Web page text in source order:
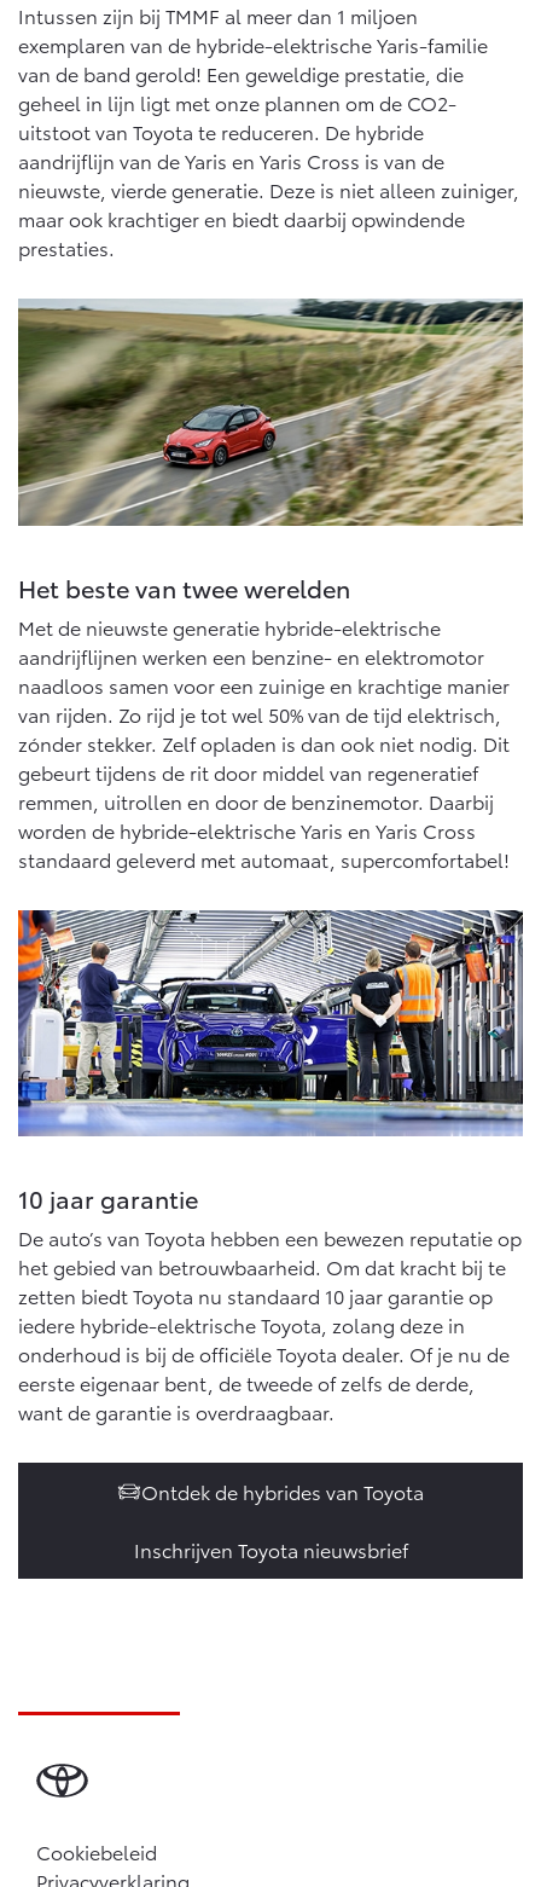
Mirai
WATERSTOF-ELEKTRISCH
Vanaf € 76.695,-
Proace City (excl. BTW)
OOK ALS BATTERIJ-
ELEKTRISCH
Proace (excl. BTW)
OOK ALS BATTERIJ-
ELEKTRISCH
Proace Verso
BATTERIJ-ELEKTRISCH
Proace Max (excl. BTW)
OOK ALS BATTERIJ-
ELEKTRISCH
Vanaf € 46.301,-
Hilux (excl. BTW)
OOK ALS BATTERIJ-
ELEKTRISCH
Land Cruiser (excl. BTW)
Vanaf € 89.986,-
Intussen zijn bij TMMF al meer dan 1 miljoen
exemplaren van de hybride-elektrische Yaris-familie
van de band gerold! Een geweldige prestatie, die
geheel in lijn ligt met onze plannen om de CO2-
uitstoot van Toyota te reduceren. De hybride
aandrijflijn van de Yaris en Yaris Cross is van de
nieuwste, vierde generatie. Deze is niet alleen zuiniger,
maar ook krachtiger en biedt daarbij opwindende
prestaties.
Het beste van twee werelden
Met de nieuwste generatie hybride-elektrische
aandrijflijnen werken een benzine- en elektromotor
naadloos samen voor een zuinige en krachtige manier
van rijden. Zo rijd je tot wel 50% van de tijd elektrisch,
zónder stekker. Zelf opladen is dan ook niet nodig. Dit
gebeurt tijdens de rit door middel van regeneratief
remmen, uitrollen en door de benzinemotor. Daarbij
worden de hybride-elektrische Yaris en Yaris Cross
standaard geleverd met automaat, supercomfortabel!
10 jaar garantie
De auto’s van Toyota hebben een bewezen reputatie op
het gebied van betrouwbaarheid. Om dat kracht bij te
zetten biedt Toyota nu standaard 10 jaar garantie op
iedere hybride-elektrische Toyota, zolang deze in
onderhoud is bij de officiële Toyota dealer. Of je nu de
eerste eigenaar bent, de tweede of zelfs de derde,
want de garantie is overdraagbaar.
Ontdek de hybrides van Toyota
Inschrijven Toyota nieuwsbrief
Cookiebeleid
Privacyverklaring